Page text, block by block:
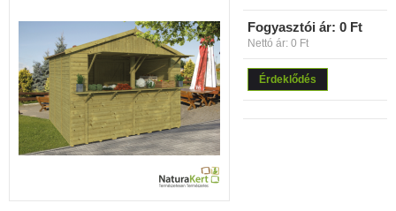
Fogyasztói ár: 0 Ft
Nettó ár: 0 Ft
Érdeklődés